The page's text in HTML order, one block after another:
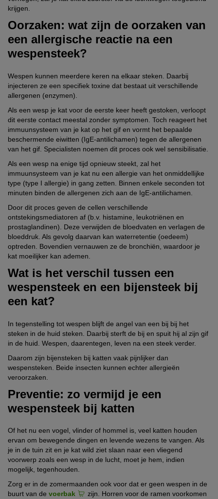
krijgen.
Oorzaken: wat zijn de oorzaken van
een allergische reactie na een
wespensteek?
Wespen kunnen meerdere keren na elkaar steken. Daarbij
injecteren ze een specifiek toxine dat bestaat uit verschillende
allergenen (enzymen).
Als een wesp je kat voor de eerste keer heeft gestoken, verloopt
dit eerste contact meestal zonder symptomen. Toch reageert het
immuunsysteem van je kat op het gif en vormt het bepaalde
beschermende eiwitten (IgE-antilichamen) tegen de allergenen
van het gif. Specialisten noemen dit proces ook wel sensibilisatie.
Als een wesp na enige tijd opnieuw steekt, zal het
immuunsysteem van je kat nu een allergie van het onmiddellijke
type (type I allergie) in gang zetten. Binnen enkele seconden tot
minuten binden de allergenen zich aan de IgE-antilichamen.
Door dit proces geven de cellen verschillende
ontstekingsmediatoren af (b.v. histamine, leukotriënen en
prostaglandinen). Deze verwijden de bloedvaten en verlagen de
bloeddruk. Als gevolg daarvan kan waterretentie (oedeem)
optreden. Bovendien vernauwen ze de bronchiën, waardoor je
kat moeilijker kan ademen.
Wat is het verschil tussen een
wespensteek en een bijensteek bij
een kat?
In tegenstelling tot wespen blijft de angel van een bij bij het
steken in de huid steken. Daarbij sterft de bij en spuit hij al zijn gif
in de huid. Wespen, daarentegen, leven na een steek verder.
Daarom zijn bijensteken bij katten vaak pijnlijker dan
wespensteken. Beide insecten kunnen echter allergieën
veroorzaken.
Preventie: zo vermijd je een
wespensteek bij katten
Of het nu een vogel, vlinder of hommel is, veel katten houden
ervan om bewegende dingen en levende wezens te vangen. Als
je in de tuin zit en je kat wild ziet slaan naar een vliegend
voorwerp zoals een wesp in de lucht, moet je hem, indien
mogelijk, tegenhouden.
Zorg er in de zomermaanden ook voor dat er geen wespen in de
buurt van de voerbak
zijn. Horren voor de ramen voorkomen